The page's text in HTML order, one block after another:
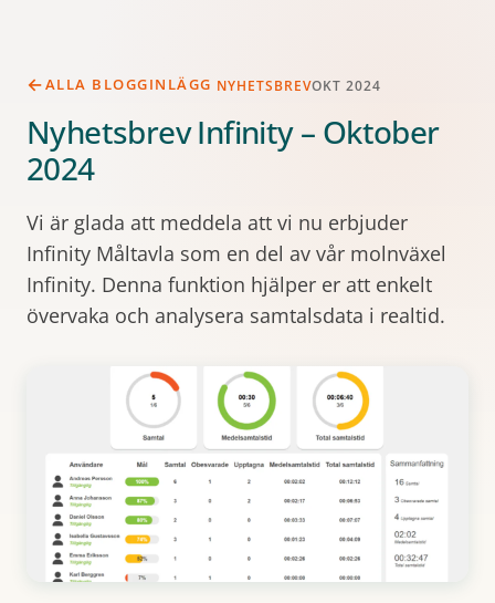
ALLA BLOGGINLÄGG NYHETSBREVOKT 2024
Nyhetsbrev Infinity – Oktober
2024
Vi är glada att meddela att vi nu erbjuder
Infinity Måltavla som en del av vår molnväxel
Infinity. Denna funktion hjälper er att enkelt
övervaka och analysera samtalsdata i realtid.